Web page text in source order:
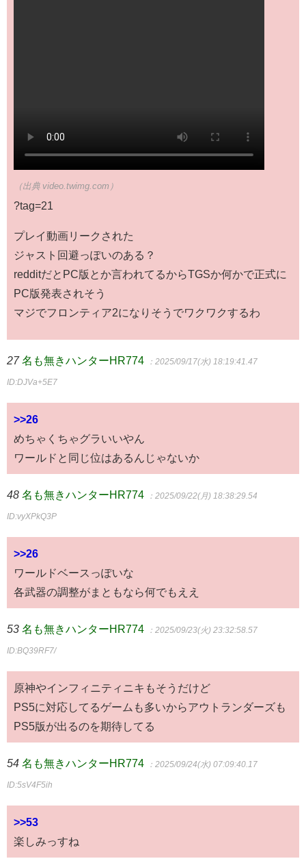
（出典 video.twimg.com）
?tag=21
プレイ動画リークされた
ジャスト回避っぽいのある？
redditだとPC版とか言われてるからTGSか何かで正式に
PC版発表されそう
マジでフロンティア2になりそうでワクワクするわ
27 名も無きハンターHR774 ：2025/09/17(水) 18:19:41.47
ID:DJVa+5E7
>>26
めちゃくちゃグラいいやん
ワールドと同じ位はあるんじゃないか
48 名も無きハンターHR774 ：2025/09/22(月) 18:38:29.54
ID:vyXPkQ3P
>>26
ワールドベースっぽいな
各武器の調整がまともなら何でもええ
53 名も無きハンターHR774 ：2025/09/23(火) 23:32:58.57
ID:BQ39RF7/
原神やインフィニティニキもそうだけど
PS5に対応してるゲームも多いからアウトランダーズも
PS5版が出るのを期待してる
54 名も無きハンターHR774 ：2025/09/24(水) 07:09:40.17
ID:5sV4F5ih
>>53
楽しみっすね